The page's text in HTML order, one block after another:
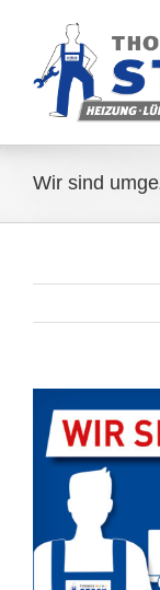
content
Wir sind
Larger
Image